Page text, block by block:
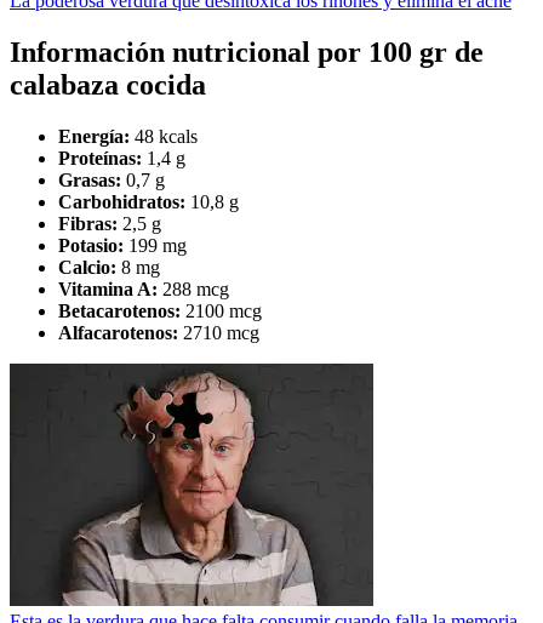
Información nutricional por 100 gr de
calabaza cocida
Energía: 48 kcals
Proteínas: 1,4 g
Grasas: 0,7 g
Carbohidratos: 10,8 g
Fibras: 2,5 g
Potasio: 199 mg
Calcio: 8 mg
Vitamina A: 288 mcg
Betacarotenos: 2100 mcg
Alfacarotenos: 2710 mcg